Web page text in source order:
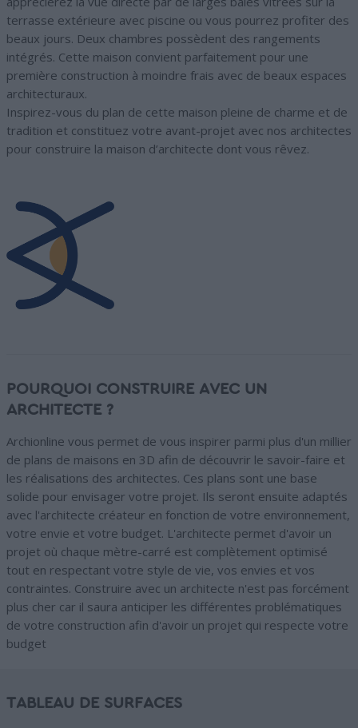
terrasse extérieure avec piscine ou vous pourrez profiter des
beaux jours. Deux chambres possèdent des rangements
intégrés. Cette maison convient parfaitement pour une
première construction à moindre frais avec de beaux espaces
architecturaux.
Inspirez-vous du plan de cette maison pleine de charme et de
tradition et constituez votre avant-projet avec nos architectes
pour construire la maison d’architecte dont vous rêvez.
POURQUOI CONSTRUIRE AVEC UN
ARCHITECTE ?
Archionline vous permet de vous inspirer parmi plus d'un millier
de plans de maisons en 3D afin de découvrir le savoir-faire et
les réalisations des architectes. Ces plans sont une base
solide pour envisager votre projet. Ils seront ensuite adaptés
avec l'architecte créateur en fonction de votre environnement,
votre envie et votre budget. L'architecte permet d'avoir un
projet où chaque mètre-carré est complètement optimisé
tout en respectant votre style de vie, vos envies et vos
contraintes. Construire avec un architecte n'est pas forcément
plus cher car il saura anticiper les différentes problématiques
de votre construction afin d'avoir un projet qui respecte votre
budget
TABLEAU DE SURFACES